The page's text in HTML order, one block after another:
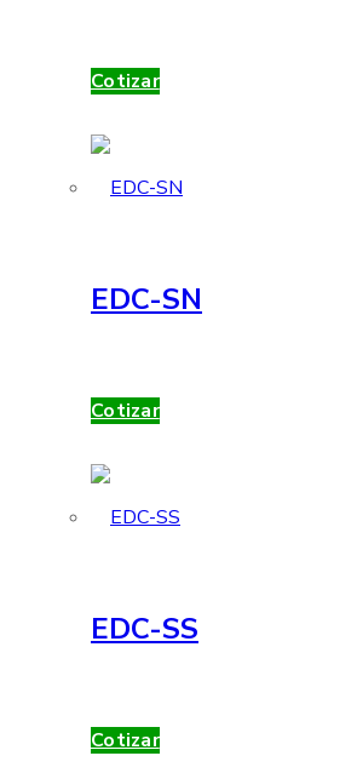
Cotizar
EDC-SN
Cotizar
EDC-SS
Cotizar